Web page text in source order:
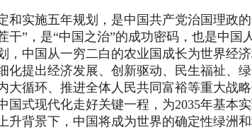
和实施五年规划，是中国共产党治国理政
干”，是“中国之治”的成功密码，也是中
，中国从一穷二白的农业国成长为世界经
化提出经济发展、创新驱动、民生福祉、
大循环、推进全体人民共同富裕等重大战
国式现代化走好关键一程，为2035年基本
升背景下，中国将成为世界的确定性绿洲和